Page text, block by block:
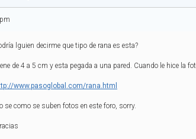
lguien decirme que tipo de rana es esta?
de 4 a 5 cm y esta pegada a una pared. Cuando le hice la
www.pasoglobal.com/rana.html
se como se suben fotos en este foro, sorry.